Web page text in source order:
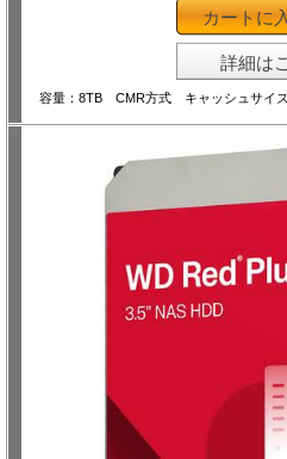
カートに
詳細は
容量：8TB CMR方式 キャッシュサイ